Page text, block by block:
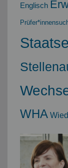
Englisch
WHA